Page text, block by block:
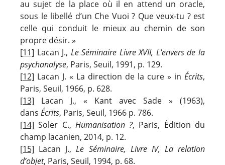
au sujet de la place où il en attend un oracle,
sous le libellé d’un Che Vuoi ? Que veux-tu ? est
celle qui conduit le mieux au chemin de son
propre désir. »
[11] Lacan J., Le Séminaire Livre XVII, L’envers de la
psychanalyse, Paris, Seuil, 1991, p. 129.
[12] Lacan J. « La direction de la cure » in Écrits,
Paris, Seuil, 1966, p. 628.
[13] Lacan J., « Kant avec Sade » (1963),
dans Écrits, Paris, Seuil, 1966 p. 786.
[14] Soler C., Humanisation ?, Paris, Édition du
champ lacanien, 2014, p. 12.
[15] Lacan J.,Le Séminaire, Livre IV, La relation
d’objet, Paris, Seuil, 1994, p. 68.